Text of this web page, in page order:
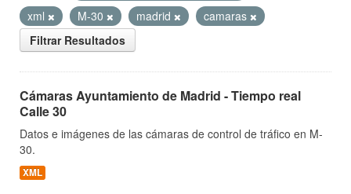
xml
M-30 madrid
camaras
Filtrar Resultados
Cámaras Ayuntamiento de Madrid - Tiempo real
Calle 30
Datos e imágenes de las cámaras de control de tráfico en M-
30.
XML